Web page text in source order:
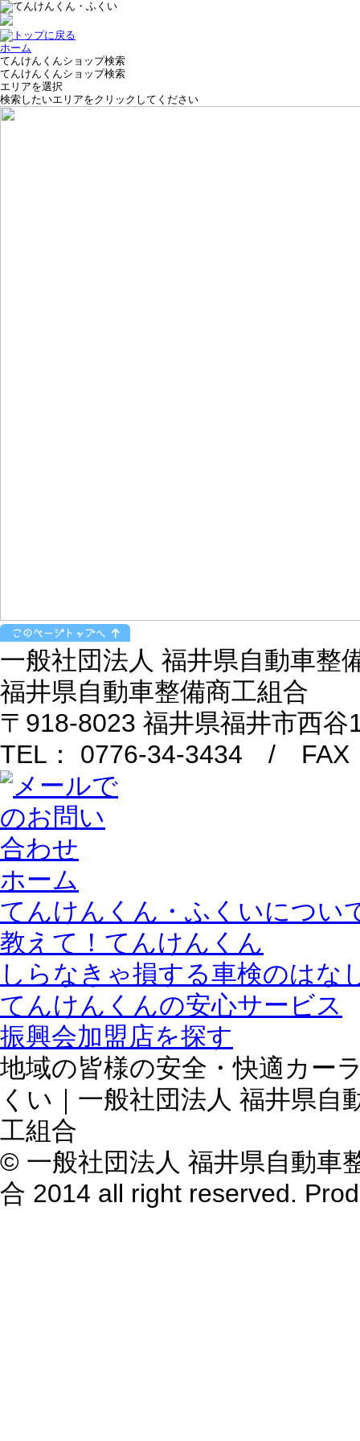
ホーム
てんけんくんショップ検索
てんけんくんショップ検索
エリアを選択
検索したいエリアをクリックしてください
一般社団法人 福井県自動車整
福井県自動車整備商工組合
〒918-8023 福井県福井市西
TEL： 0776-34-3434 / FAX
ホーム
てんけんくん・ふくいについ
教えて！てんけんくん
しらなきゃ損する車検のはな
てんけんくんの安心サービス
振興会加盟店を探す
地域の皆様の安全・快適カー
くい｜一般社団法人 福井県自
工組合
© 一般社団法人 福井県自動車
合 2014 all right reserved.